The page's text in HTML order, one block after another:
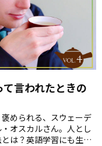
て言われたときの
められる、スウェーデ
オスカルさん。人とし
は？英語学習にも生か